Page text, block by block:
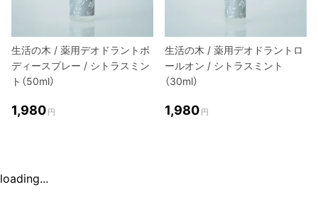
生活の木 / 薬用デオドラントボ
ディースプレー / シトラスミン
ト（50ml）
1,980 円
生活の木 / 薬用デオドラントロ
ールオン / シトラスミント
（30ml）
1,980 円
loading...